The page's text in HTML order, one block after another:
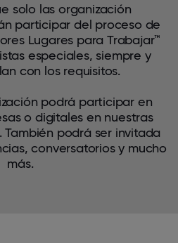
solo las organización
participar del proceso de
Lugares para Trabajar™
especiales, siempre y
con los requisitos.
podrá participar en
o digitales en nuestras
También podrá ser invitada
conversatorios y mucho
más.